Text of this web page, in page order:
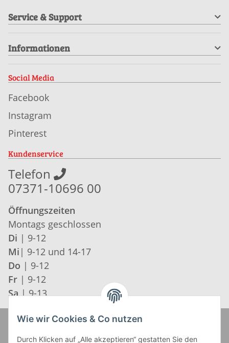
Service & Support
Informationen
Social Media
Facebook
Instagram
Pinterest
Kundenservice
Telefon
07371-10696 00
Öffnungszeiten
Montags geschlossen
Di | 9-12
Mi | 9-12 und 14-17
Do | 9-12
Fr | 9-12
Sa | 9-13
Wie wir Cookies & Co nutzen
Durch Klicken auf „Alle akzeptieren“ gestatten Sie den